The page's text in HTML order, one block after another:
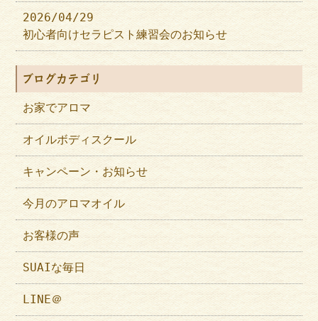
2026/04/29
初心者向けセラピスト練習会のお知らせ
ブログカテゴリ
お家でアロマ
オイルボディスクール
キャンペーン・お知らせ
今月のアロマオイル
お客様の声
SUAIな毎日
LINE＠